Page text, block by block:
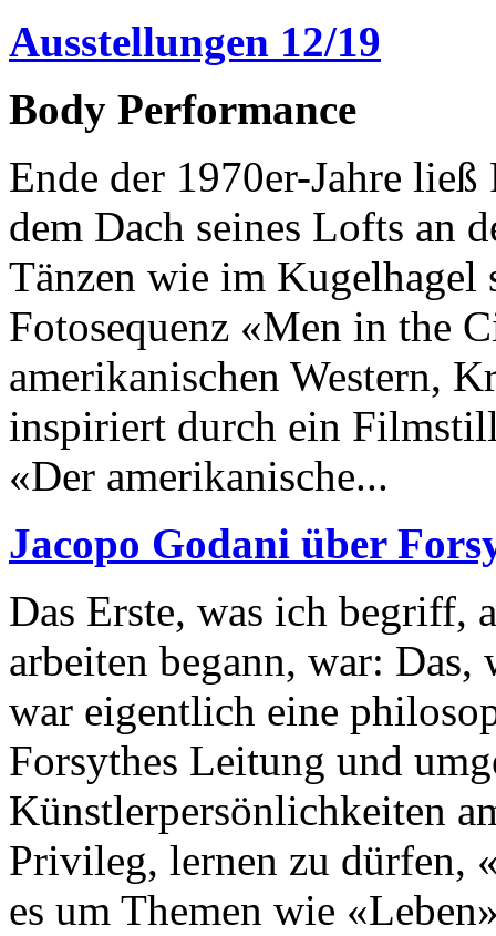
Ausstellungen 12/19
Body Performance
Ende der 1970er-Jahre
dem Dach seines Lofts an
Tänzen wie im Kugelhagel
Fotosequenz «Men in the
amerikanischen Western,
inspiriert durch ein
«Der amerikanische...
Jacopo Godani über
Das Erste, was ich begriff,
arbeiten begann, war: Das,
war eigentlich eine
Forsythes Leitung und
Künstlerpersönlichkeiten
Privileg, lernen zu dürfen,
es um Themen wie